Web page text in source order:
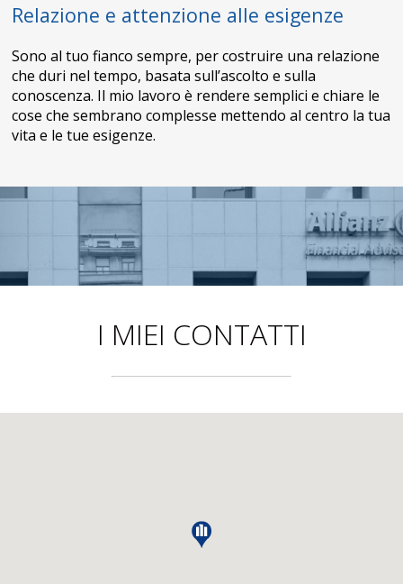
Relazione e attenzione alle esigenze
Sono al tuo fianco sempre, per costruire una relazione
che duri nel tempo, basata sull’ascolto e sulla
conoscenza. Il mio lavoro è rendere semplici e chiare le
cose che sembrano complesse mettendo al centro la tua
vita e le tue esigenze.
I MIEI CONTATTI